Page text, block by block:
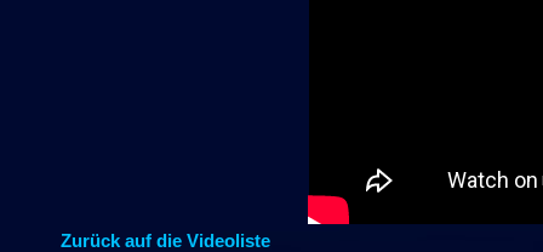
Zurück auf die Videoliste